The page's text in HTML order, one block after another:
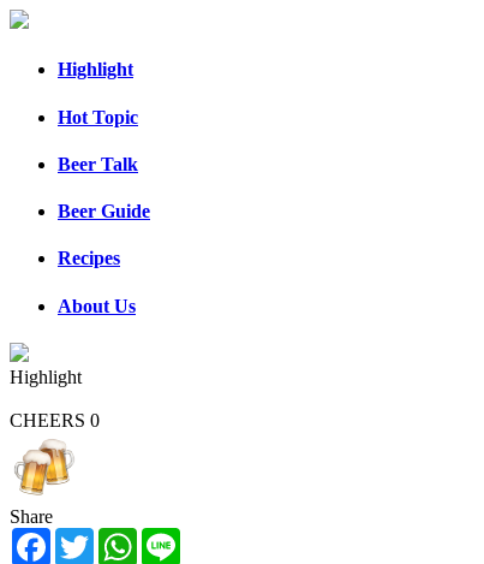
Highlight
Hot Topic
Beer Talk
Beer Guide
Recipes
About Us
Highlight
CHEERS 0
Share
FacebookTwitterWhatsApp